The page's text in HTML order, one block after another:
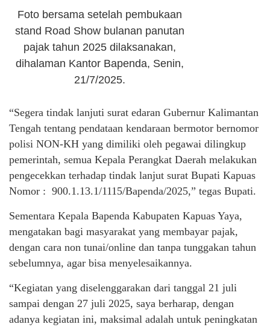
Foto bersama setelah pembukaan
stand Road Show bulanan panutan
pajak tahun 2025 dilaksanakan,
dihalaman Kantor Bapenda, Senin,
21/7/2025.
“Segera tindak lanjuti surat edaran Gubernur Kalimantan
Tengah tentang pendataan kendaraan bermotor bernomor
polisi NON-KH yang dimiliki oleh pegawai dilingkup
pemerintah, semua Kepala Perangkat Daerah melakukan
pengecekkan terhadap tindak lanjut surat Bupati Kapuas
Nomor : 900.1.13.1/1115/Bapenda/2025,” tegas Bupati.
Sementara Kepala Bapenda Kabupaten Kapuas Yaya,
mengatakan bagi masyarakat yang membayar pajak,
dengan cara non tunai/online dan tanpa tunggakan tahun
sebelumnya, agar bisa menyelesaikannya.
“Kegiatan yang diselenggarakan dari tanggal 21 juli
sampai dengan 27 juli 2025, saya berharap, dengan
adanya kegiatan ini, maksimal adalah untuk peningkatan